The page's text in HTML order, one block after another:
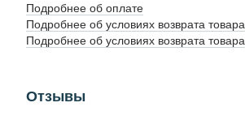
Подробнее об оплате
Подробнее об условиях возврата товара
Подробнее об условиях возврата товара
Отзывы